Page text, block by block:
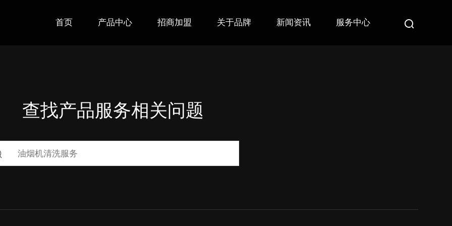
首页 产品中心 招商加盟 关于品牌 新闻资讯 服务中心
查找产品服务相关问题